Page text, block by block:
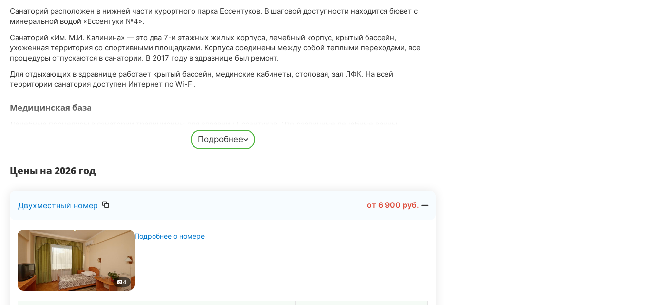
Санаторий расположен в нижней части курортного парка Ессентуков. В шаговой доступности находится бювет с
минеральной водой «Ессентуки №4».
Санаторий «Им. М.И. Калинина» — это два 7-и этажных жилых корпуса, лечебный корпус, крытый бассейн,
ухоженная территория со спортивными площадками. Корпуса соединены между собой теплыми переходами, все
процедуры отпускаются в санатории. В 2017 году в здравнице был ремонт.
Для отдыхающих в здравнице работает крытый бассейн, мединские кабинеты, столовая, зал ЛФК. На всей
территории санатория доступен Интернет по Wi-Fi.
Медицинская база
Лечебные процедуры в санатории традиционны для здравниц Ессентуков. Это различные лечебные ванны,
ингаляции, души, грязелечение, физиотерапия. После первичного приема лечащий врач формирует программу
приема лечебных процедур для каждого отдыхающего в отдельности.
Досуг в санатории представлен различными вечерними мероприятиями. А для детей есть игровая комната с
воспитателем.
Подробнее
Цены на 2026 год
Двухместный номер от 6 900 руб.
4
Подробнее о номере